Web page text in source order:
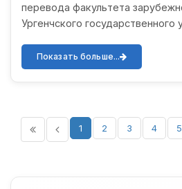
перевода факультета
Ургенчского государственного
объявленный Агентством
Показать больше...
1 2 3 4 5